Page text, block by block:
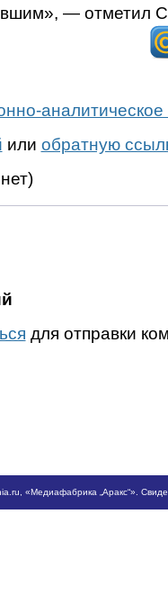
— отметил
аналитическое
или обратную
для отправки
, «Медиафабрика „Аракс“».